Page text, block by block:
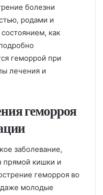
болезни
родами и
как
геморрой при
лечения и
геморроя
заболевание,
прямой кишки и
геморроя во
молодые